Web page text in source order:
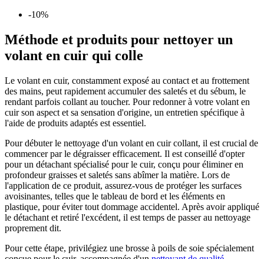
-10%
Méthode et produits pour nettoyer un
volant en cuir qui colle
Le volant en cuir, constamment exposé au contact et au frottement
des mains, peut rapidement accumuler des saletés et du sébum, le
rendant parfois collant au toucher. Pour redonner à votre volant en
cuir son aspect et sa sensation d'origine, un entretien spécifique à
l'aide de produits adaptés est essentiel.
Pour débuter le nettoyage d'un volant en cuir collant, il est crucial de
commencer par le dégraisser efficacement. Il est conseillé d'opter
pour un détachant spécialisé pour le cuir, conçu pour éliminer en
profondeur graisses et saletés sans abîmer la matière. Lors de
l'application de ce produit, assurez-vous de protéger les surfaces
avoisinantes, telles que le tableau de bord et les éléments en
plastique, pour éviter tout dommage accidentel. Après avoir appliqué
le détachant et retiré l'excédent, il est temps de passer au nettoyage
proprement dit.
Pour cette étape, privilégiez une brosse à poils de soie spécialement